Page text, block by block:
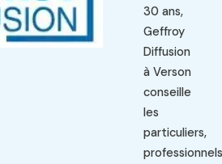
30 ans,
Geffroy
Diffusion
à Verson
conseille
les
particuliers,
professionnels